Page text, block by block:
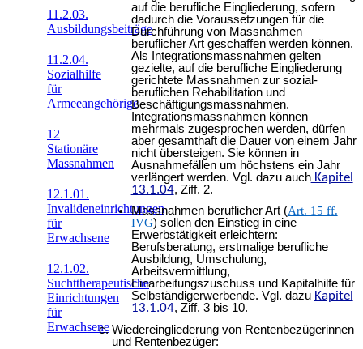
11.2.03.
Ausbildungsbeiträge
11.2.04.
Sozialhilfe
für
Armeeangehörige
12
Stationäre
Massnahmen
12.1.01.
Invalideneinrichtungen
für
Erwachsene
12.1.02.
Suchttherapeutische
Einrichtungen
für
Erwachsene
auf die berufliche Eingliederung, sofern
dadurch die Voraussetzungen für die
Durchführung von Massnahmen
beruflicher Art geschaffen werden können.
Als Integrationsmassnahmen gelten
gezielte, auf die berufliche Eingliederung
gerichtete Massnahmen zur sozial-
beruflichen Rehabilitation und
Beschäftigungsmassnahmen.
Integrationsmassnahmen können
mehrmals zugesprochen werden, dürfen
aber gesamthaft die Dauer von einem Jahr
nicht übersteigen. Sie können in
Ausnahmefällen um höchstens ein Jahr
verlängert werden. Vgl. dazu auchKapitel
13.1.04, Ziff. 2.
Massnahmen beruflicher Art (Art. 15 ff.
IVG) sollen den Einstieg in eine
Erwerbstätigkeit erleichtern:
Berufsberatung, erstmalige berufliche
Ausbildung, Umschulung,
Arbeitsvermittlung,
Einarbeitungszuschuss und Kapitalhilfe für
Selbständigerwerbende. Vgl. dazu Kapitel
13.1.04, Ziff. 3 bis 10.
Wiedereingliederung von Rentenbezügerinnen
und Rentenbezüger: